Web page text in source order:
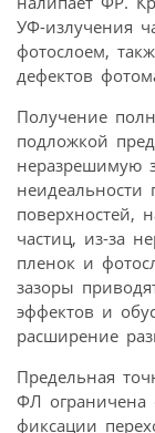
УФ-излучения
фотослоем,
дефектов
Получение
подложкой
неразрешимую
неидеальности
поверхностей,
частиц, из-за
пленок и
зазоры
эффектов и
расширение
Предельная
ФЛ ограничена
фиксации